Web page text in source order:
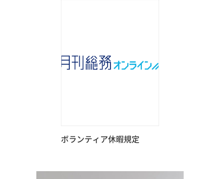
ボランティア休暇規定